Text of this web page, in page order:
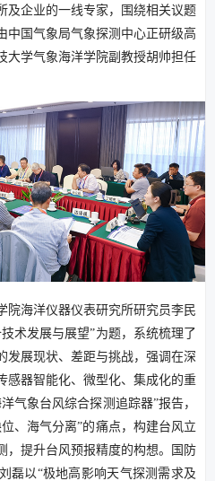
及企业的一线专家，围绕相关议题
中国气象局气象探测中心正研级高
大学气象海洋学院副教授胡帅担任
院海洋仪器仪表研究所研究员李民
术发展与展望”为题，系统梳理了
发展现状、差距与挑战，强调在深
感器智能化、微型化、集成化的重
气象台风综合探测追踪器”报告，
、海气分离”的痛点，构建台风立
，提升台风预报精度的构想。国防
磊以“极地高影响天气探测需求及